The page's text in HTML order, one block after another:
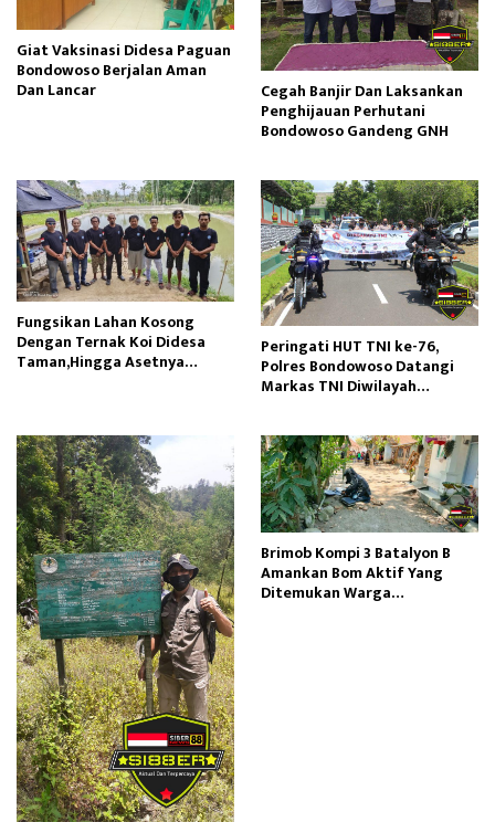
Giat Vaksinasi Didesa Paguan
Bondowoso Berjalan Aman
Dan Lancar Cegah Banjir Dan Laksankan
Penghijauan Perhutani
Bondowoso Gandeng GNH
Fungsikan Lahan Kosong
Dengan Ternak Koi Didesa
Taman,Hingga Asetnya
Peringati HUT TNI ke-76,
Polres Bondowoso Datangi
Markas TNI Diwilayah
Brimob Kompi 3 Batalyon B
Amankan Bom Aktif Yang
Ditemukan Warga